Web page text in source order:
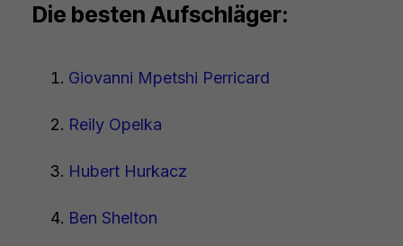
Die besten Aufschläger:
Giovanni Mpetshi Perricard
Reily Opelka
Hubert Hurkacz
Ben Shelton